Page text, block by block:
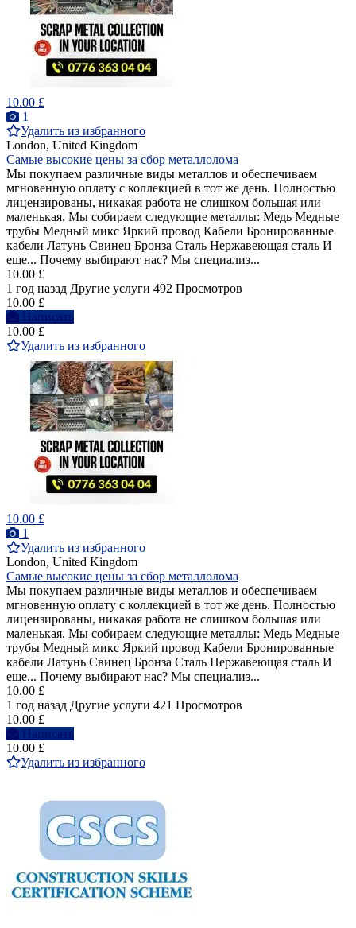
10.00 £
1
Удалить из избранного
London, United Kingdom
Самые высокие цены за сбор металлолома
Мы покупаем различные виды металлов и обеспечиваем
мгновенную оплату с коллекцией в тот же день. Полностью
лицензированы, никакая работа не слишком большая или
маленькая. Мы собираем следующие металлы: Медь Медные
трубы Медный микс Яркий провод Кабели Бронированные
кабели Латунь Свинец Бронза Сталь Нержавеющая сталь И
еще... Почему выбирают нас? Мы специализ...
10.00 £
1 год назад Другие услуги 492 Просмотров
10.00 £
Написать
10.00 £
Удалить из избранного
10.00 £
1
Удалить из избранного
London, United Kingdom
Самые высокие цены за сбор металлолома
Мы покупаем различные виды металлов и обеспечиваем
мгновенную оплату с коллекцией в тот же день. Полностью
лицензированы, никакая работа не слишком большая или
маленькая. Мы собираем следующие металлы: Медь Медные
трубы Медный микс Яркий провод Кабели Бронированные
кабели Латунь Свинец Бронза Сталь Нержавеющая сталь И
еще... Почему выбирают нас? Мы специализ...
10.00 £
1 год назад Другие услуги 421 Просмотров
10.00 £
Написать
10.00 £
Удалить из избранного